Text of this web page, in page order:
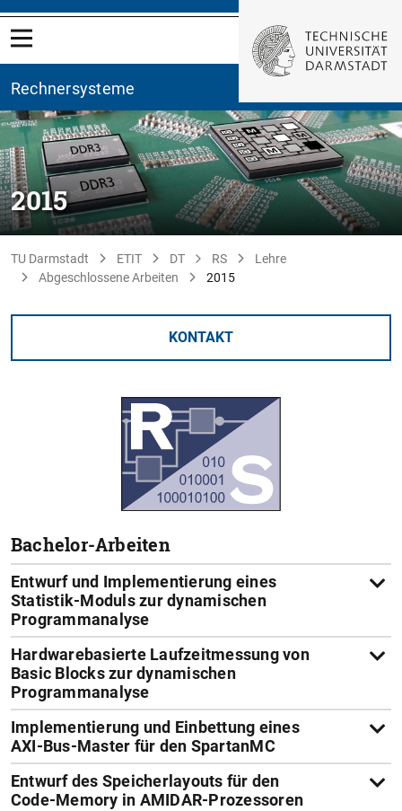
Rechnersysteme
2015
TU Darmstadt ETIT DT RS
Lehre
Abgeschlossene Arbeiten
2015
KONTAKT
Bachelor-Arbeiten
Entwurf und Implementierung eines
Statistik-Moduls zur dynamischen
Programmanalyse
Hardwarebasierte Laufzeitmessung von
Basic Blocks zur dynamischen
Programmanalyse
Implementierung und Einbettung eines
AXI-Bus-Master für den SpartanMC
Entwurf des Speicherlayouts für den
Code-Memory in AMIDAR-Prozessoren